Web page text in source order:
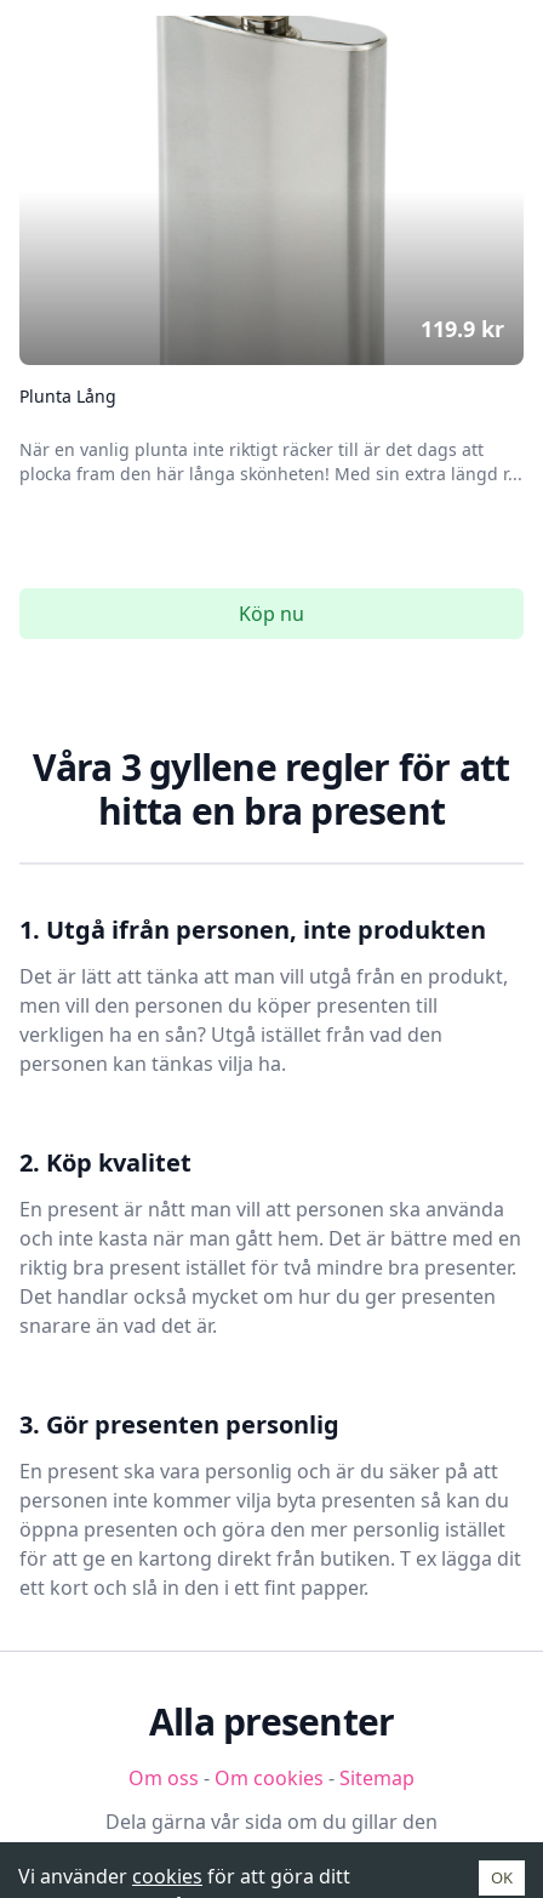
Plunta Lång
När en vanlig plunta inte riktigt räcker till är det dags att
plocka fram den här långa skönheten! Med sin extra längd r...
119.9 kr
Köp nu
Våra 3 gyllene regler för att
hitta en bra present
1. Utgå ifrån personen, inte produkten
Det är lätt att tänka att man vill utgå från en produkt,
men vill den personen du köper presenten till
verkligen ha en sån? Utgå istället från vad den
personen kan tänkas vilja ha.
2. Köp kvalitet
En present är nått man vill att personen ska använda
och inte kasta när man gått hem. Det är bättre med en
riktig bra present istället för två mindre bra presenter.
Det handlar också mycket om hur du ger presenten
snarare än vad det är.
3. Gör presenten personlig
En present ska vara personlig och är du säker på att
personen inte kommer vilja byta presenten så kan du
öppna presenten och göra den mer personlig istället
för att ge en kartong direkt från butiken. T ex lägga dit
ett kort och slå in den i ett fint papper.
Alla presenter
Om oss - Om cookies -Sitemap
Dela gärna vår sida om du gillar den
Vi använder cookies för att göra ditt
OK